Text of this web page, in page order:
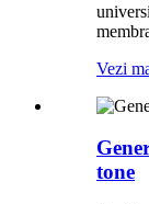
Vezi
tone